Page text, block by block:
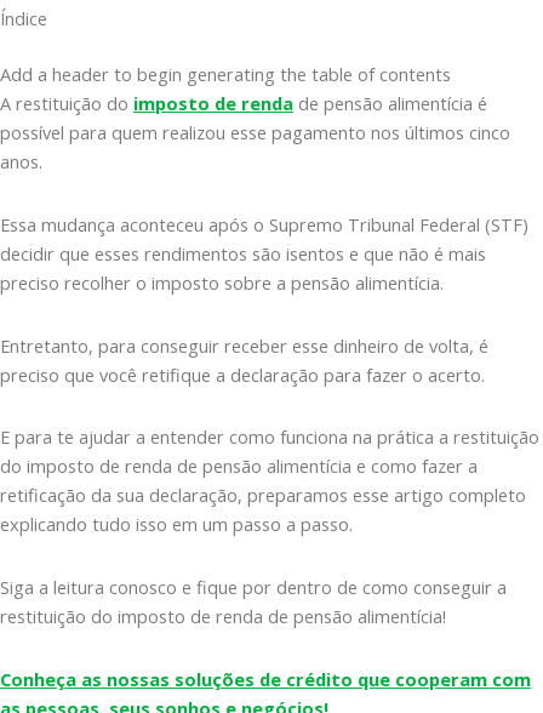
Índice
Add a header to begin generating the table of contents
A restituição do imposto de renda de pensão alimentícia é
possível para quem realizou esse pagamento nos últimos cinco
anos.
Essa mudança aconteceu após o Supremo Tribunal Federal (STF)
decidir que esses rendimentos são isentos e que não é mais
preciso recolher o imposto sobre a pensão alimentícia.
Entretanto, para conseguir receber esse dinheiro de volta, é
preciso que você retifique a declaração para fazer o acerto.
E para te ajudar a entender como funciona na prática a restituição
do imposto de renda de pensão alimentícia e como fazer a
retificação da sua declaração, preparamos esse artigo completo
explicando tudo isso em um passo a passo.
Siga a leitura conosco e fique por dentro de como conseguir a
restituição do imposto de renda de pensão alimentícia!
Conheça as nossas soluções de crédito que cooperam com
as pessoas, seus sonhos e negócios!